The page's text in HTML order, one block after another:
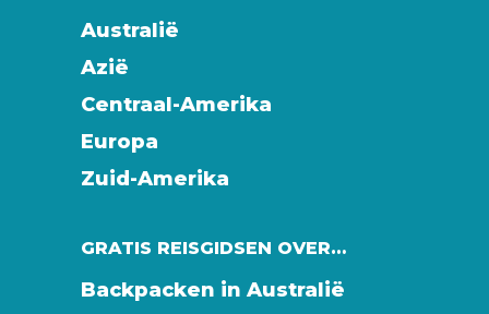
Australië
Azië
Centraal-Amerika
Europa
Zuid-Amerika
GRATIS REISGIDSEN OVER…
Backpacken in Australië